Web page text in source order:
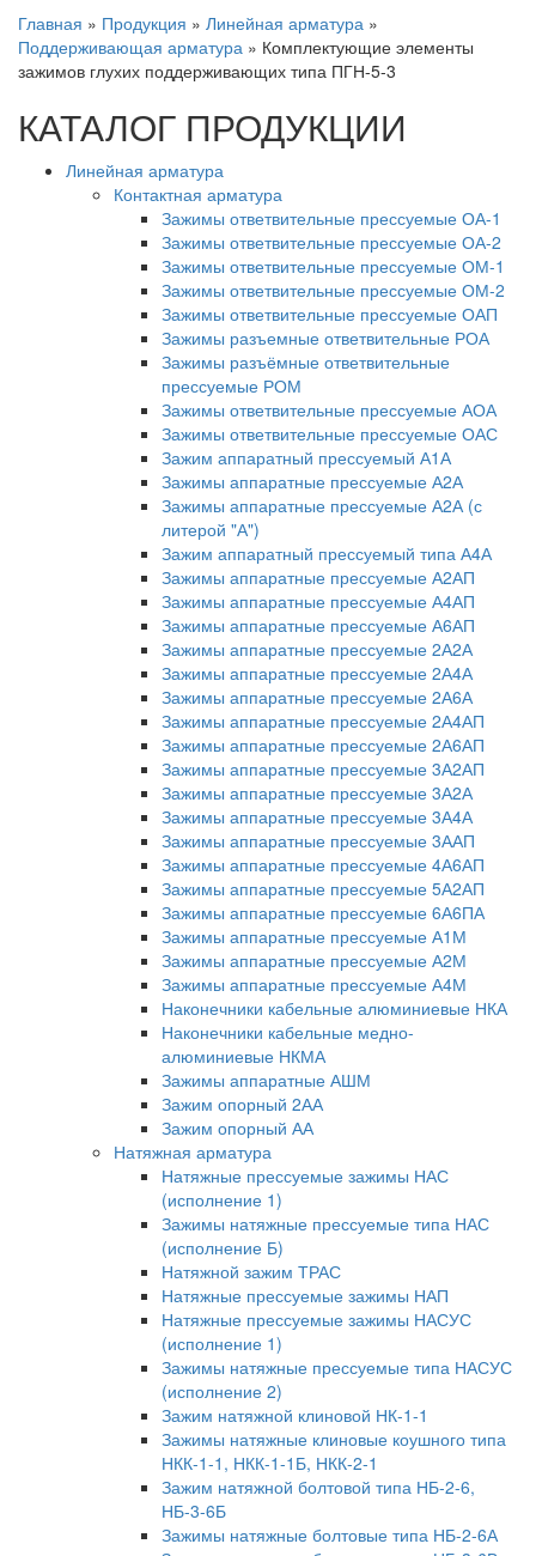
Главная » Продукция » Линейная арматура »
Поддерживающая арматура » Комплектующие элементы
зажимов глухих поддерживающих типа ПГН-5-3
КАТАЛОГ ПРОДУКЦИИ
Линейная арматура
Контактная арматура
Зажимы ответвительные прессуемые ОА-1
Зажимы ответвительные прессуемые ОА-2
Зажимы ответвительные прессуемые ОМ-1
Зажимы ответвительные прессуемые ОМ-2
Зажимы ответвительные прессуемые ОАП
Зажимы разъемные ответвительные РОА
Зажимы разъёмные ответвительные
прессуемые РОМ
Зажимы ответвительные прессуемые АОА
Зажимы ответвительные прессуемые ОАС
Зажим аппаратный прессуемый А1А
Зажимы аппаратные прессуемые А2А
Зажимы аппаратные прессуемые А2А (с
литерой "А")
Зажим аппаратный прессуемый типа А4А
Зажимы аппаратные прессуемые А2АП
Зажимы аппаратные прессуемые А4АП
Зажимы аппаратные прессуемые А6АП
Зажимы аппаратные прессуемые 2А2А
Зажимы аппаратные прессуемые 2А4А
Зажимы аппаратные прессуемые 2А6А
Зажимы аппаратные прессуемые 2А4АП
Зажимы аппаратные прессуемые 2А6АП
Зажимы аппаратные прессуемые 3А2АП
Зажимы аппаратные прессуемые 3А2А
Зажимы аппаратные прессуемые 3А4А
Зажимы аппаратные прессуемые 3ААП
Зажимы аппаратные прессуемые 4А6АП
Зажимы аппаратные прессуемые 5А2АП
Зажимы аппаратные прессуемые 6А6ПА
Зажимы аппаратные прессуемые А1М
Зажимы аппаратные прессуемые А2М
Зажимы аппаратные прессуемые А4М
Наконечники кабельные алюминиевые НКА
Наконечники кабельные медно-
алюминиевые НКМА
Зажимы аппаратные АШМ
Зажим опорный 2АА
Зажим опорный АА
Натяжная арматура
Натяжные прессуемые зажимы НАС
(исполнение 1)
Зажимы натяжные прессуемые типа НАС
(исполнение Б)
Натяжной зажим ТРАС
Натяжные прессуемые зажимы НАП
Натяжные прессуемые зажимы НАСУС
(исполнение 1)
Зажимы натяжные прессуемые типа НАСУС
(исполнение 2)
Зажим натяжной клиновой НК-1-1
Зажимы натяжные клиновые коушного типа
НКК-1-1, НКК-1-1Б, НКК-2-1
Зажим натяжной болтовой типа НБ-2-6,
НБ-3-6Б
Зажимы натяжные болтовые типа НБ-2-6А